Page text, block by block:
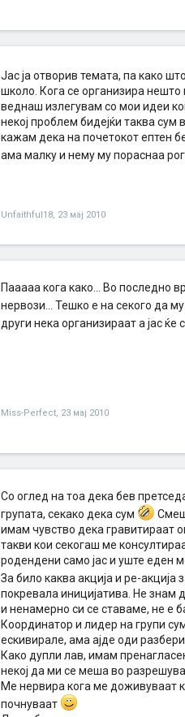
Јас ја отворив темата, па како
школо. Кога се организира нешто
веднаш излегувам со мои идеи
некој проблем бидејќи таква
кажам дека на почетокот ептен
ама малку и нему му пораснаа
Unfaithful18, 23 мај 2010
Пааааа кога како... Во последно
нервози... Тешко е на секого да
други нека организираат а јас
Miss-Perfect, 23 мај 2010
Со оглед на тоа дека бев
групата, секако дека сум
имам чувство дека гравитираат
такви кои секогаш ме
родендени само јас и уште еден
За било каква акција и ре-
покревала иницијатива. Не знам
и ненамерно си се ставаме, не е
Координатор и лидер на групи
ескивирале, ама ајде оди
Како дупли лав, имам
некој да ми се меша во
Ме нервира кога ме доживуваат
почнуваат